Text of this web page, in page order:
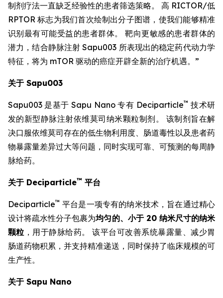
制剂疗法一直缺乏经验性的患者筛选策略。 高 RICTOR/低
RPTOR 标志为我们首次绘制出分子图谱，使我们能够精准
识别最有可能受益的患者群体。 靶向更敏感的患者群体的
潜力，结合静脉注射 Sapu003 所表现出的稳定药代动力学
特征，将为 mTOR 驱动的癌症开辟全新的治疗机遇。”
关于 Sapu003
Sapu003 是基于 Sapu Nano 专有 Deciparticle™ 技术研
发的新型静脉注射依维莫司纳米颗粒制剂。 该制剂旨在解
决口服依维莫司存在的低生物利用度、肠道毒性以及患者药
物暴露量差异过大等问题，同时实现可靠、可预测的每周静
脉给药。
关于 Deciparticle™ 平台
Deciparticle™ 平台是一项专有的纳米技术，旨在通过精心
设计将疏水性分子包裹为均匀的、小于 20 纳米尺寸的纳米
颗粒 ，用于静脉给药。 该平台可改善系统暴露量、减少胃
肠道药物积累，并支持精准递送，同时保持了临床规模的可
生产性。
关于 Sapu Nano